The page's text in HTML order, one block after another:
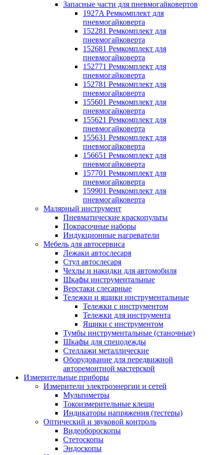
Запасные части для пневмогайковертов
1927A Ремкомплект для
пневмогайковерта
152281 Ремкомплект для
пневмогайковерта
152681 Ремкомплект для
пневмогайковерта
152771 Ремкомплект для
пневмогайковерта
152781 Ремкомплект для
пневмогайковерта
155601 Ремкомплект для
пневмогайковерта
155621 Ремкомплект для
пневмогайковерта
155631 Ремкомплект для
пневмогайковерта
156651 Ремкомплект для
пневмогайковерта
157701 Ремкомплект для
пневмогайковерта
159901 Ремкомплект для
пневмогайковерта
Малярный инструмент
Пневматические краскопульты
Покрасочные наборы
Индукционные нагреватели
Мебель для автосервиса
Лежаки автослесаря
Стул автослесаря
Чехлы и накидки для автомобиля
Шкафы инструментальные
Верстаки слесарные
Тележки и ящики инструментальные
Тележки с инструментом
Тележки для инструмента
Ящики с инструментом
Тумбы инструментальные (станочные)
Шкафы для спецодежды
Стеллажи металлические
Оборудование для передвижной
авторемонтной мастерской
Измерительные приборы
Измерители электроэнергии и сетей
Мультиметры
Токоизмерительные клещи
Индикаторы напряжения (тестеры)
Оптический и звуковой контроль
Видеобороскопы
Стетоскопы
Эндоскопы